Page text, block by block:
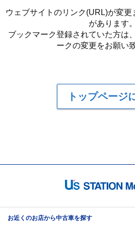
ウェブサイトのリンク(URL)が変
があります。
ブックマーク登録されていた方は
ークの変更をお願い
トップページ
お近くのお店から中古車を探す